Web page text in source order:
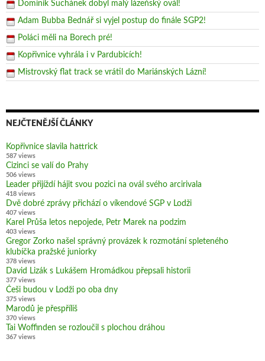
Dominik Suchánek dobyl malý lázeňský ovál!
Adam Bubba Bednář si vyjel postup do finále SGP2!
Poláci měli na Borech pré!
Kopřivnice vyhrála i v Pardubicích!
Mistrovský flat track se vrátil do Mariánských Lázní!
NEJČTENĚJŠÍ ČLÁNKY
Kopřivnice slavila hattrick
587 views
Cizinci se valí do Prahy
506 views
Leader přijíždí hájit svou pozici na ovál svého arcirivala
418 views
Dvě dobré zprávy přichází o víkendové SGP v Lodži
407 views
Karel Průša letos nepojede, Petr Marek na podzim
403 views
Gregor Zorko našel správný provázek k rozmotání spleteného
klubíčka pražské juniorky
378 views
David Lizák s Lukášem Hromádkou přepsali historii
377 views
Češi budou v Lodži po oba dny
375 views
Marodů je přespříliš
370 views
Tai Woffinden se rozloučil s plochou dráhou
367 views